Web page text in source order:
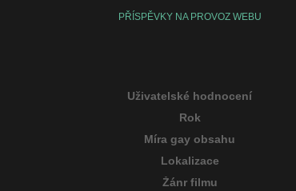
PŘÍSPĚVKY NA PROVOZ WEBU
Uživatelské hodnocení
Rok
Míra gay obsahu
Lokalizace
Žánr filmu